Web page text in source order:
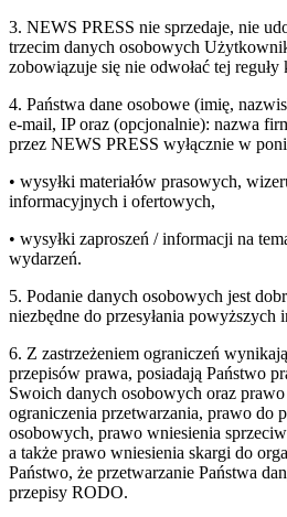
3. NEWS PRESS nie sprzedaje, nie
trzecim danych osobowych
zobowiązuje się nie odwołać tej
4. Państwa dane osobowe (imię,
e-mail, IP oraz (opcjonalnie): nazwa
przez NEWS PRESS wyłącznie w
• wysyłki materiałów prasowych,
informacyjnych i ofertowych,
• wysyłki zaproszeń / informacji na
wydarzeń.
5. Podanie danych osobowych jest
niezbędne do przesyłania powyższych
6. Z zastrzeżeniem ograniczeń
przepisów prawa, posiadają Państwo
Swoich danych osobowych oraz
ograniczenia przetwarzania, prawo do
osobowych, prawo wniesienia
a także prawo wniesienia skargi do
Państwo, że przetwarzanie Państwa
przepisy RODO.